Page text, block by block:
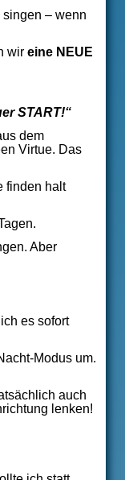
– wenn
wir eine NEUE
START!“
dem
Virtue. Das
finden halt
Aber
es sofort
Modus um.
auch
lenken!